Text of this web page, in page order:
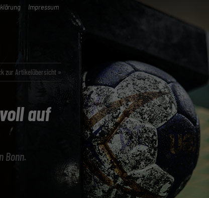
Impressum
zur Artikelübersicht »
auf
Bonn.